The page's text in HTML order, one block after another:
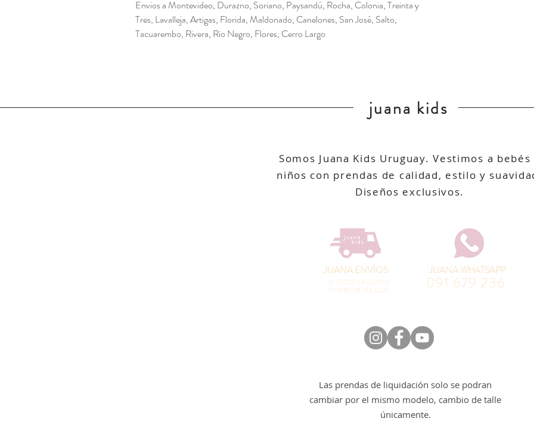
Envios a Montevideo, Durazno, Soriano, Paysandú, Rocha, Colonia, Treinta y
Tres, Lavalleja, Artigas, Florida, Maldonado, Canelones, San José, Salto,
Tacuarembo, Rivera, Rio Negro, Flores, Cerro Largo
juana kids
Somos Juana Kids Uruguay. Vestimos a bebés
niños con prendas de calidad, estilo y
Diseños exclusivos.
JUANA ENVÍOS
A TODO URUGUAY
INTERIOR VÍA DAC
091 679 236
JUANA WHATSAPP
Las prendas de liquidación solo se podran
cambiar por el mismo modelo, cambio de talle
únicamente.